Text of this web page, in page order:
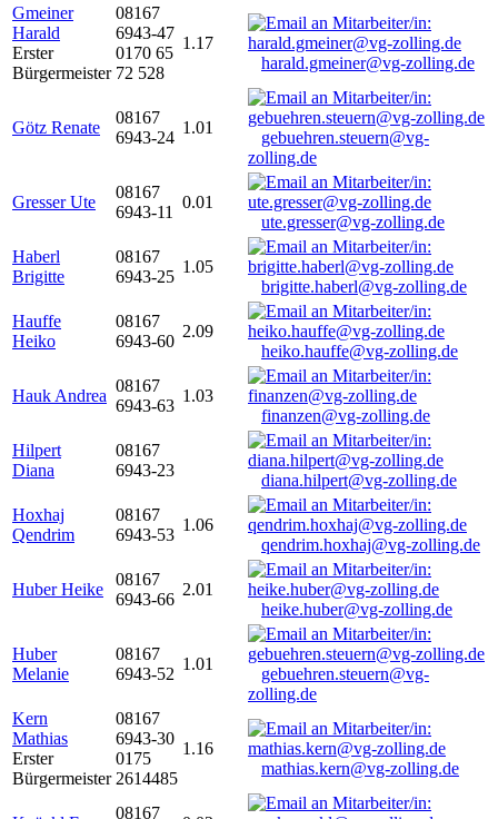
Gmeiner
Harald
Erster
Bürgermeister
08167
6943-47
0170 65
72 528
1.17
harald.gmeiner@vg-zolling.de
Götz Renate
08167
6943-24
1.01
gebuehren.steuern@vg-
zolling.de
Gresser Ute
08167
6943-11
0.01
ute.gresser@vg-zolling.de
Haberl
Brigitte
08167
6943-25
1.05
brigitte.haberl@vg-zolling.de
Hauffe
Heiko
08167
6943-60
2.09
heiko.hauffe@vg-zolling.de
Hauk Andrea
08167
6943-63
1.03
finanzen@vg-zolling.de
Hilpert
Diana
08167
6943-23
diana.hilpert@vg-zolling.de
Hoxhaj
Qendrim
08167
6943-53
1.06
qendrim.hoxhaj@vg-zolling.de
Huber Heike
08167
6943-66
2.01
heike.huber@vg-zolling.de
Huber
Melanie
08167
6943-52
1.01
gebuehren.steuern@vg-
zolling.de
Kern
Mathias
Erster
Bürgermeister
08167
6943-30
0175
2614485
1.16
mathias.kern@vg-zolling.de
08167